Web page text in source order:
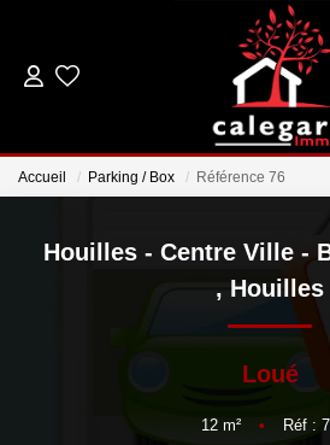
VENTES
Accueil Parking / Box Référence 76
Houilles - Centre Ville -
, Houilles
Loué
12 m² • Réf :